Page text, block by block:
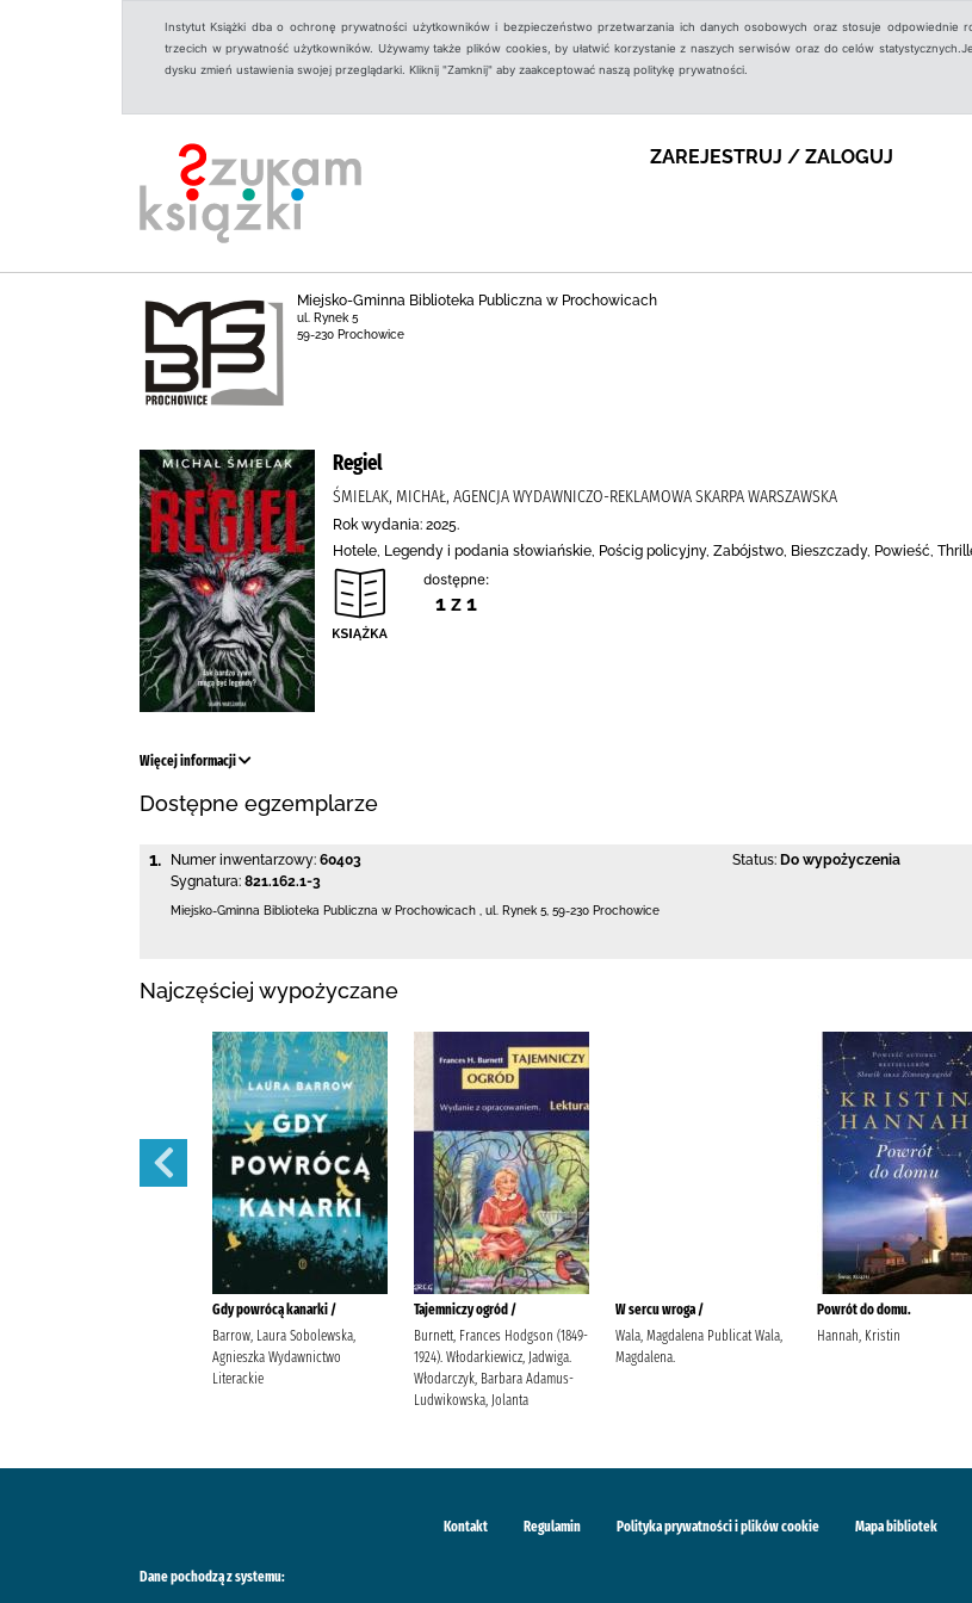
Instytut Książki dba o ochronę prywatności użytkowników i bezpieczeństwo przetwarzania ich danych osobowych oraz stosuje odpowiednie
trzecich w prywatność użytkowników. Używamy także plików cookies, by ułatwić korzystanie z naszych serwisów oraz do celów
dysku zmień ustawienia swojej przeglądarki. Kliknij "Zamknij" aby zaakceptować naszą politykę prywatności.
ZAREJESTRUJ / ZALOGUJ
Miejsko-Gminna Biblioteka Publiczna w Prochowicach
ul. Rynek 5
59-230 Prochowice
Regiel
ŚMIELAK, MICHAŁ, AGENCJA WYDAWNICZO-REKLAMOWA SKARPA WARSZAWSKA
Rok wydania: 2025.
Hotele, Legendy i podania słowiańskie, Pościg policyjny, Zabójstwo, Bieszczady, Powieść,
dostępne:
1 z 1
Więcej informacji
Dostępne egzemplarze
1. Numer inwentarzowy: 60403
Sygnatura: 821.162.1-3
Status: Do wypożyczenia
Miejsko-Gminna Biblioteka Publiczna w Prochowicach ul. Rynek 5 59-230 Prochowice
Najczęściej wypożyczane
Gdy powrócą kanarki /
Barrow, Laura Sobolewska,
Agnieszka Wydawnictwo
Literackie
Tajemniczy ogród /
Burnett, Frances Hodgson (1849-
1924). Włodarkiewicz, Jadwiga.
Włodarczyk, Barbara Adamus-
Ludwikowska, Jolanta
W sercu wroga /
Wala, Magdalena Publicat Wala,
Magdalena.
Powrót do domu.
Hannah, Kristin
Kontakt Regulamin Polityka prywatności i plików cookie Mapa bibliotek
Dane pochodzą z systemu: